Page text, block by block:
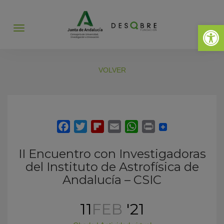
Abrir
Abrir
VOLVER
II Encuentro con Investigadoras
del Instituto de Astrofísica de
Andalucía – CSIC
11FEB '21